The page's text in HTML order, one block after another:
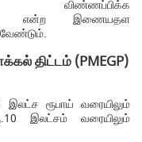
என்ற இணையதள
வேண்டும்.
திட்டம் (PMEGP)
இலட்ச ரூபாய் வரையிலும்
இலட்சம் வரையிலும்